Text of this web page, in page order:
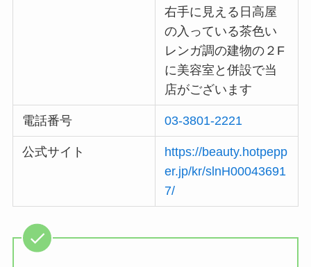
右手に見える日高屋
の入っている茶色い
レンガ調の建物の２F
に美容室と併設で当
店がございます
電話番号 03-3801-2221
公式サイト
https://beauty.hotpepp
er.jp/kr/slnH00043691
7/